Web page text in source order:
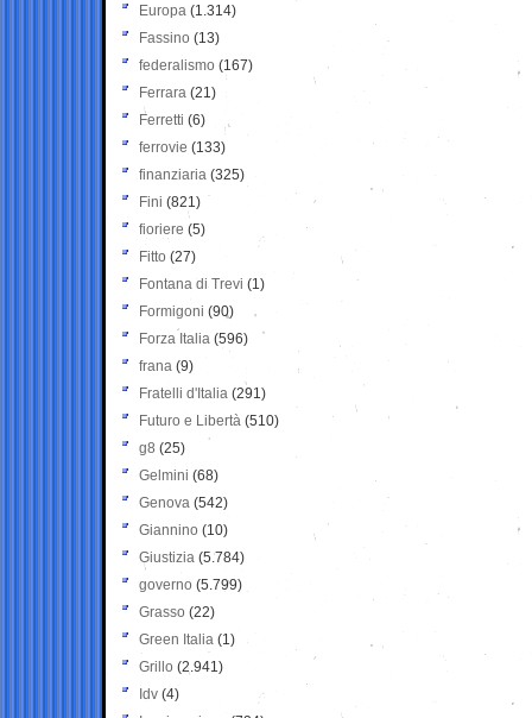
Europa (1.314)
Fassino (13)
federalismo (167)
Ferrara (21)
Ferretti (6)
ferrovie (133)
finanziaria (325)
Fini (821)
fioriere (5)
Fitto (27)
Fontana di Trevi (1)
Formigoni (90)
Forza Italia (596)
frana (9)
Fratelli d'Italia (291)
Futuro e Libertà (510)
g8 (25)
Gelmini (68)
Genova (542)
Giannino (10)
Giustizia (5.784)
governo (5.799)
Grasso (22)
Green Italia (1)
Grillo (2.941)
Idv (4)